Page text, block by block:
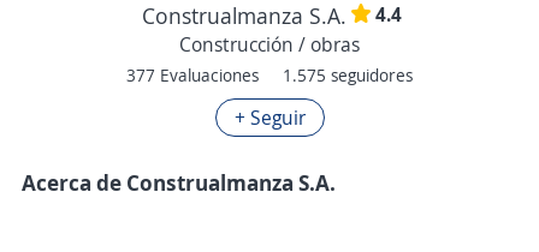
Construalmanza S.A.
4.4
Construcción / obras
377 Evaluaciones 1.575 seguidores
+ Seguir
Acerca de Construalmanza S.A.